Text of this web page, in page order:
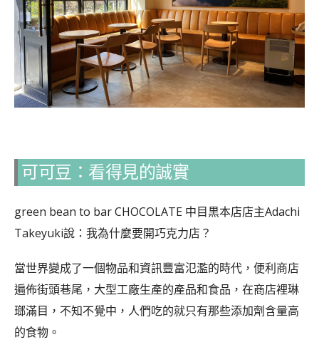
可可豆：看得見的誠實
green bean to bar CHOCOLATE 中目黒本店店主Adachi
Takeyuki說：我為什麼要開巧克力店？
當世界變成了一個物品和資訊豐富氾濫的時代，便利商店
遍佈街頭巷尾，大型工廠生產的產品和食品，在商店裡琳
瑯滿目，不知不覺中，人們吃的就只有那些添加劑含量高
的食物。